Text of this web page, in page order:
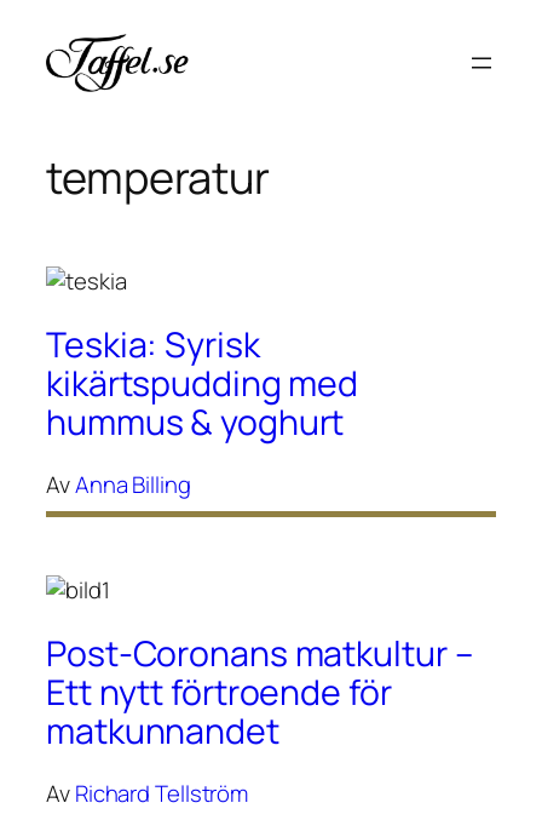
innehåll
temperatur
Teskia: Syrisk
kikärtspudding med
hummus & yoghurt
AvAnna Billing
Post-Coronans matkultur –
Ett nytt förtroende för
matkunnandet
AvRichard Tellström